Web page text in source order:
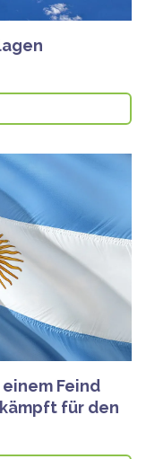
Feind
für den